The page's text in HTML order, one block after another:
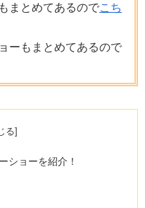
まとめてあるのでこち
ーもまとめてあるので
ショーを紹介！